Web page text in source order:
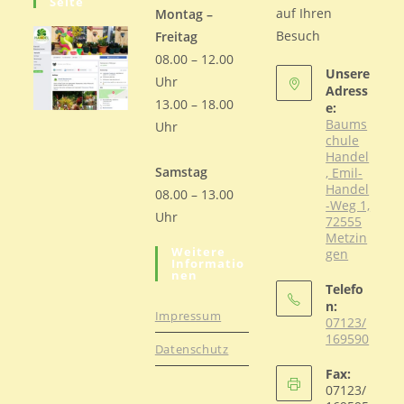
Montag –
Freitag
08.00 – 12.00
Uhr
13.00 – 18.00
Uhr
Samstag
08.00 – 13.00
Uhr
Weitere
Informatio
Nen
Impressum
Datenschutz
auf Ihren
Besuch
Unsere
Adress
e:
Baums
chule
Handel
, Emil-
Handel
-Weg 1,
72555
Metzin
gen
Telefo
n:
07123/
169590
in
Fax:
07123/